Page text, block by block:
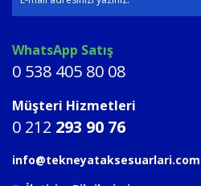
WhatsApp Satış
0 538 405 80 08
Müşteri Hizmetleri
0 212 293 90 76
info@tekneyataksesuarlari.com